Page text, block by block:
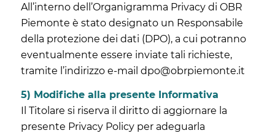
All’interno dell’Organigramma Privacy di OBR
Piemonte è stato designato un Responsabile
della protezione dei dati (DPO), a cui potranno
eventualmente essere inviate tali richieste,
tramite l’indirizzo e-mail dpo@obrpiemonte.it
5) Modifiche alla presente Informativa
Il Titolare si riserva il diritto di aggiornare la
presente Privacy Policy per adeguarla